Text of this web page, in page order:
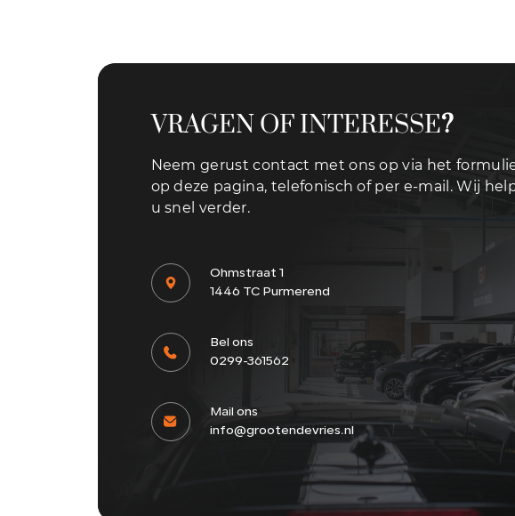
VRAGEN OF INTERESSE?
Neem gerust contact met ons op via het
op deze pagina, telefonisch of per e-mail. Wij
u snel verder.
Ohmstraat 1
1446 TC Purmerend
Bel ons
0299-361562
Mail ons
info@grootendevries.nl